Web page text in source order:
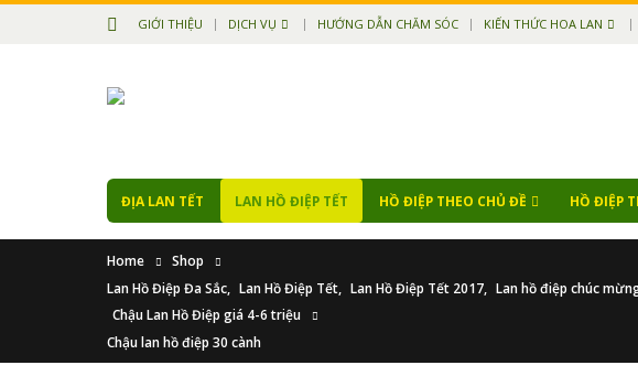
GIỚI THIỆU DỊCH VỤ HƯỚNG DẪN CHĂM SÓC KIẾN THỨC HOA LAN
ĐỊA LAN TẾT LAN HỒ ĐIỆP TẾT HỒ ĐIỆP THEO CHỦ ĐỀ HỒ ĐIỆP
Home
Shop
Lan Hồ Điệp Đa Sắc, Lan Hồ Điệp Tết, Lan Hồ Điệp Tết 2017, Lan hồ điệp chúc
Chậu Lan Hồ Điệp giá 4-6 triệu
Chậu lan hồ điệp 30 cành